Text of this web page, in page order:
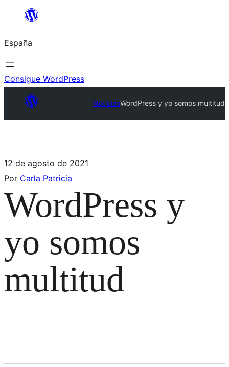
España
Consigue WordPress
NoticiasWordPress y yo somos multitud
12 de agosto de 2021
Por Carla Patricia
WordPress y
yo somos
multitud